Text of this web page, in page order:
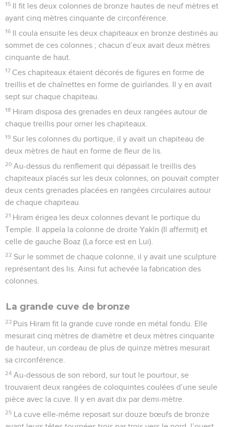
15 Il fit les deux colonnes de bronze hautes de neuf mètres et
ayant cinq mètres cinquante de circonférence.
16 Il coula ensuite les deux chapiteaux en bronze destinés au
sommet de ces colonnes ; chacun d’eux avait deux mètres
cinquante de haut.
17 Ces chapiteaux étaient décorés de figures en forme de
treillis et de chaînettes en forme de guirlandes. Il y en avait
sept sur chaque chapiteau.
18 Hiram disposa des grenades en deux rangées autour de
chaque treillis pour orner les chapiteaux.
19 Sur les colonnes du portique, il y avait un chapiteau de
deux mètres de haut en forme de fleur de lis.
20 Au-dessus du renflement qui dépassait le treillis des
chapiteaux placés sur les deux colonnes, on pouvait compter
deux cents grenades placées en rangées circulaires autour
de chaque chapiteau.
21 Hiram érigea les deux colonnes devant le portique du
Temple. Il appela la colonne de droite Yakîn (Il affermit) et
celle de gauche Boaz (La force est en Lui).
22 Sur le sommet de chaque colonne, il y avait une sculpture
représentant des lis. Ainsi fut achevée la fabrication des
colonnes.
La grande cuve de bronze
23 Puis Hiram fit la grande cuve ronde en métal fondu. Elle
mesurait cinq mètres de diamètre et deux mètres cinquante
de hauteur, un cordeau de plus de quinze mètres mesurait
sa circonférence.
24 Au-dessous de son rebord, sur tout le pourtour, se
trouvaient deux rangées de coloquintes coulées d’une seule
pièce avec la cuve. Il y en avait dix par demi-mètre.
25 La cuve elle-même reposait sur douze bœufs de bronze